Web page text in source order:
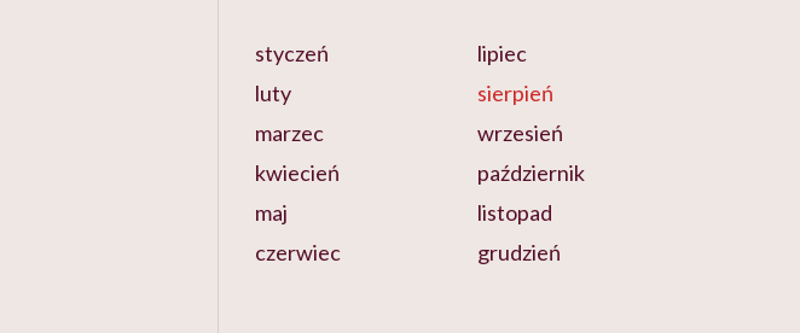
styczeń
luty
marzec
kwiecień
maj
czerwiec
lipiec
sierpień
wrzesień
październik
listopad
grudzień